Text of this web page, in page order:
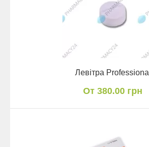
Левітра Professional
От 380.00 грн